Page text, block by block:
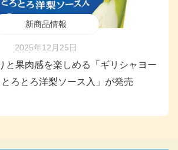
新商品情報
2025年12月25日
と果肉感を楽しめる「ギリシャヨー
ろとろ洋梨ソース入」が発売